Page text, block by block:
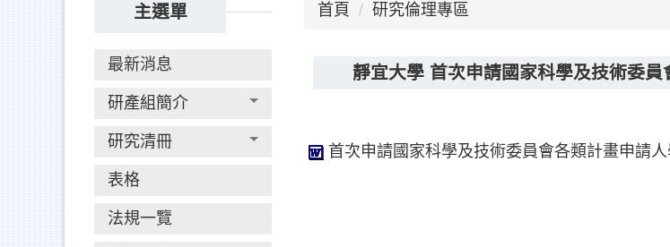
主選單
最新消息
研產組簡介
研究清冊
表格
法規一覽
首頁 研究倫理專區
靜宜大學 首次申請國家科學及技術委
首次申請國家科學及技術委員會各類計畫申請